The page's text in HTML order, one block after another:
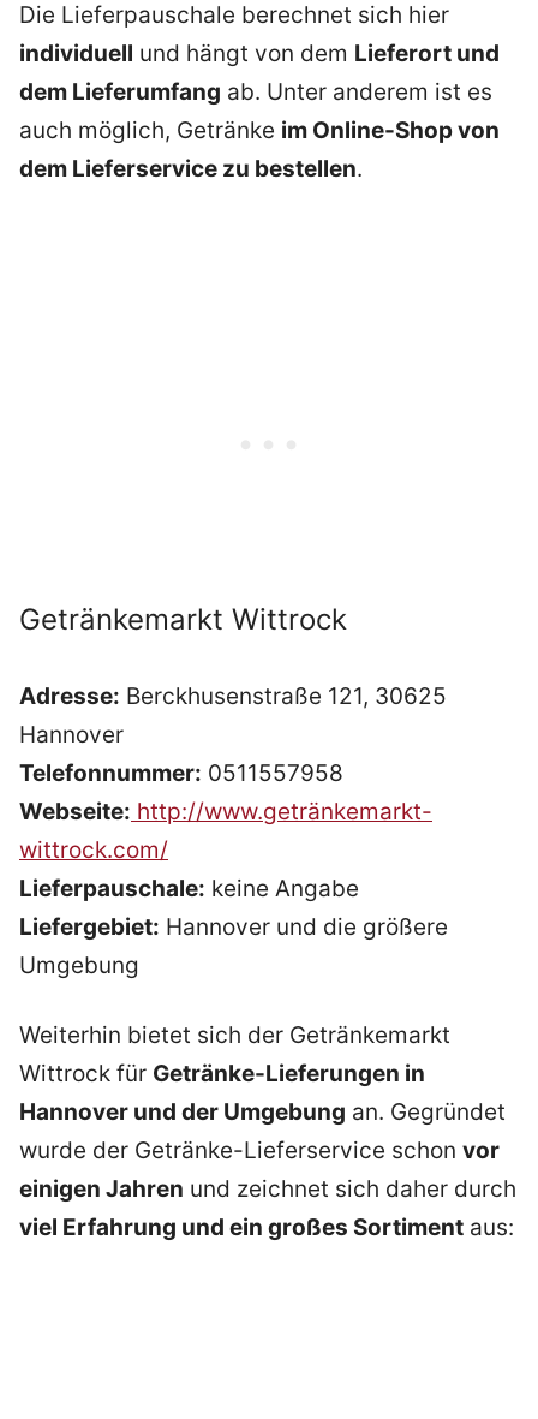
Die Lieferpauschale berechnet sich hier
individuell und hängt von dem Lieferort und
dem Lieferumfang ab. Unter anderem ist es
auch möglich, Getränke im Online-Shop von
dem Lieferservice zu bestellen.
Getränkemarkt Wittrock
Adresse: Berckhusenstraße 121, 30625
Hannover
Telefonnummer: 0511557958
Webseite: http://www.getränkemarkt-
wittrock.com/
Lieferpauschale: keine Angabe
Liefergebiet: Hannover und die größere
Umgebung
Weiterhin bietet sich der Getränkemarkt
Wittrock für Getränke-Lieferungen in
Hannover und der Umgebung an. Gegründet
wurde der Getränke-Lieferservice schon vor
einigen Jahren und zeichnet sich daher durch
viel Erfahrung und ein großes Sortiment aus: